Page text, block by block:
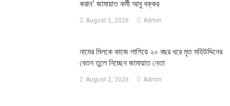
করান’ জামায়াত কর্মী আবু বক্কর
August 5, 2026 Admin
নামের মিলকে কাজে লাগিয়ে ২০ বছর ধরে মৃত মহিউদ্দিনের
বেতন তুলে নিচ্ছেন জামায়াত নেতা
August 2, 2026 Admin